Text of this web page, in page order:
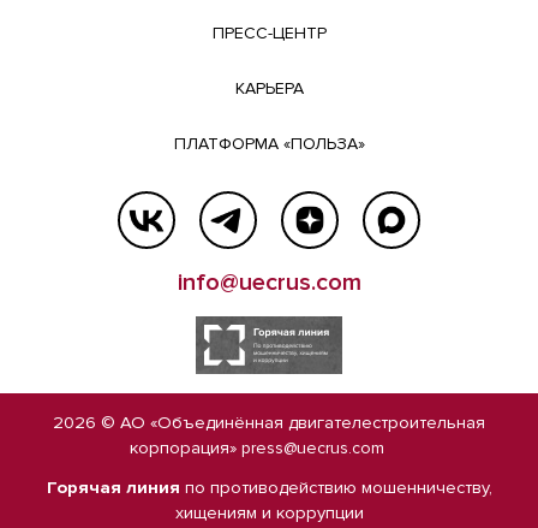
ПРЕСС-ЦЕНТР
КАРЬЕРА
ПЛАТФОРМА «ПОЛЬЗА»
info@uecrus.com
2026 © АО «Объединённая двигателестроительная
корпорация» press@uecrus.com
Горячая линия по противодействию мошенничеству,
хищениям и коррупции